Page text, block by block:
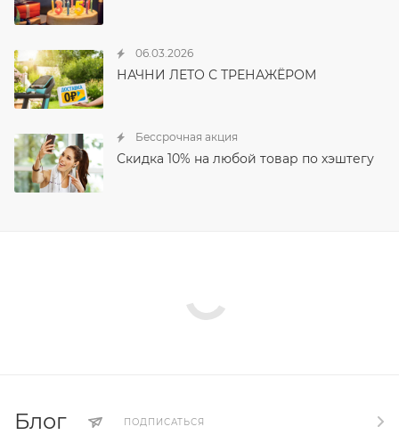
06.03.2026
НАЧНИ ЛЕТО С ТРЕНАЖЁРОМ
Бессрочная акция
Скидка 10% на любой товар по хэштегу
Блог ПОДПИСАТЬСЯ